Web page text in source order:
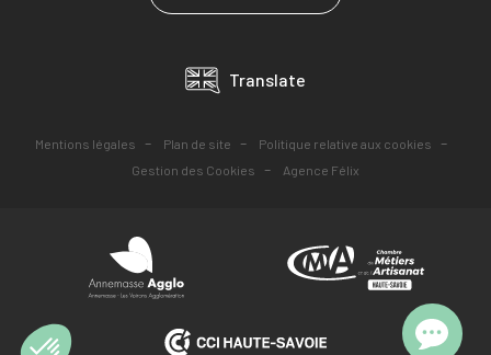
Translate
Mentions légales - Plan de site - Politique relative aux cookies -
Gestion des Cookies - Agence Félix